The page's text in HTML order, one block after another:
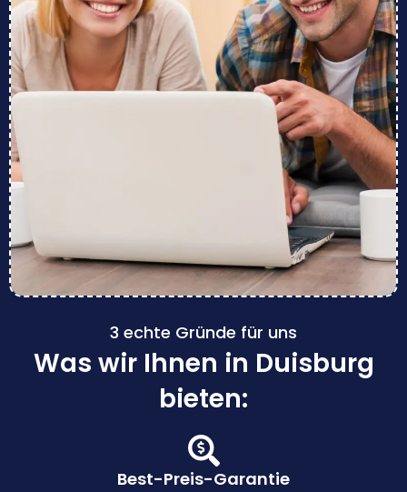
3 echte Gründe für uns
Was wir Ihnen in Duisburg
bieten:
Best-Preis-Garantie